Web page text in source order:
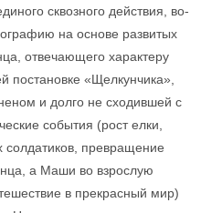
сквозного действия, во-
на основе развитых
отвечающего характеру
«Щелкунчика»,
и долго не сходившей с
события (рост елки,
превращение
а Маши во взрослую
в прекрасный мир)